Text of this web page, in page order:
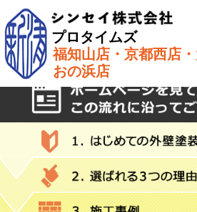
プロタイムズ
福知山店・京都西店
おの浜店
ホーム»Q&A